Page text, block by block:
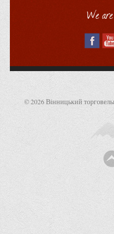
Туризму та готельно-
Фізичного виховання та
Менеджменту та
Психології
Обліку та оподаткування
Фінансів
Іноземної філології та
Реклами та зв'язків з
Наукової роботи та
Здобутки студентів
We
© 2026 Вінницький